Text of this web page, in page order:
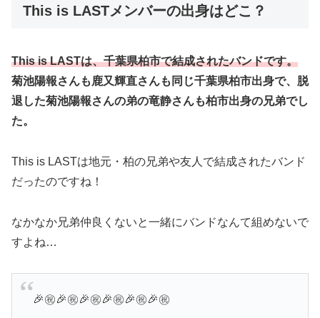
This is LASTメンバーの出身はどこ？
This is LASTは、千葉県柏市で結成されたバンドです。
菊池陽報さんも鹿又輝直さんも同じ千葉県柏市出身で、脱
退した菊池陽報さんの弟の竜静さんも柏市出身の兄弟でし
た。
This is LASTは地元・柏の兄弟や友人で結成されたバンド
だったのですね！
なかなか兄弟仲良くないと一緒にバンドなんて組めないで
すよね…
🎉㊗️🎉㊗️🎉㊗️🎉㊗️🎉㊗️🎉㊗️